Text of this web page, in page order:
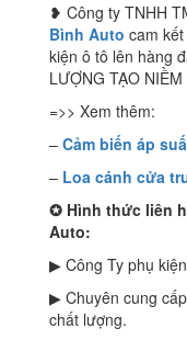
❥ Công ty TNHH
Bình Auto cam
kiện ô tô lên hàng
LƯỢNG TẠO
=>> Xem thêm:
– Cảm biến áp
– Loa cánh cửa
✪ Hình thức liên
Auto:
▶ Công Ty phụ
▶ Chuyên cung
chất lượng.